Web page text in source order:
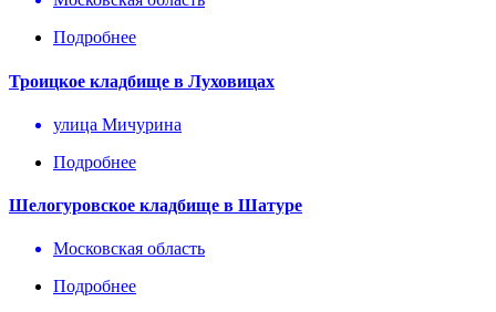
Подробнее
Троицкое кладбище в Луховицах
улица Мичурина
Подробнее
Шелогуровское кладбище в Шатуре
Московская область
Подробнее